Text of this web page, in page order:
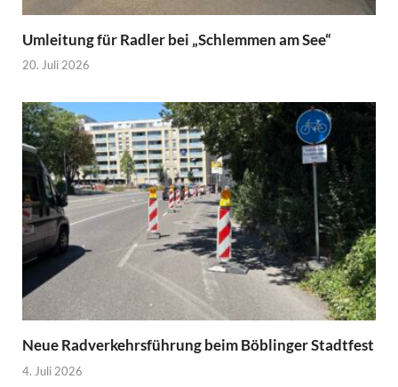
Umleitung für Radler bei „Schlemmen am See“
20. Juli 2026
Neue Radverkehrsführung beim Böblinger Stadtfest
4. Juli 2026